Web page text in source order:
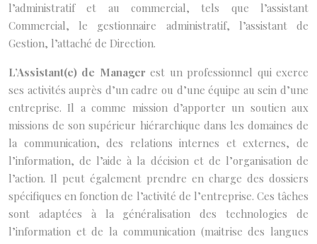
l’administratif et au commercial, tels que l’assistant
Commercial, le gestionnaire administratif, l’assistant de
Gestion, l’attaché de Direction.
L’Assistant(e) de Managerest un professionnel qui exerce
ses activités auprès d’un cadre ou d’une équipe au sein d’une
entreprise. Il a comme mission d’apporter un soutien aux
missions de son supérieur hiérarchique dans les domaines de
la communication, des relations internes et externes, de
l’information, de l’aide à la décision et de l’organisation de
l’action. Il peut également prendre en charge des dossiers
spécifiques en fonction de l’activité de l’entreprise. Ces tâches
sont adaptées à la généralisation des technologies de
l’information et de la communication (maitrise des langues